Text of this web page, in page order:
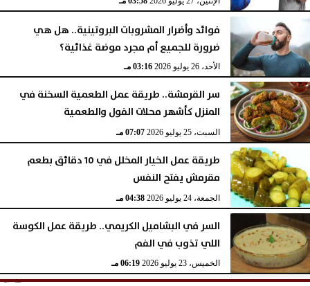
فوائد وأضرار المشروبات البروتينية.. هل هي
ضرورة للجميع أم مجرد موضة غذائية؟
الأحد، 26 يوليو 2026 03:16 مـ
سر القرمشة.. طريقة عمل الطعمية السخنة في
المنزل كأشهر محلات الفول والطعمية
السبت، 25 يوليو 2026 07:07 مـ
طريقة عمل الخيار المخلل في 10 دقائق بطعم
مقرمش يفتح النفس
الجمعة، 24 يوليو 2026 04:38 مـ
السر في البشاميل الكريمي.. طريقة عمل الكوسة
اللي تذوب في الفم
الخميس، 23 يوليو 2026 06:19 مـ